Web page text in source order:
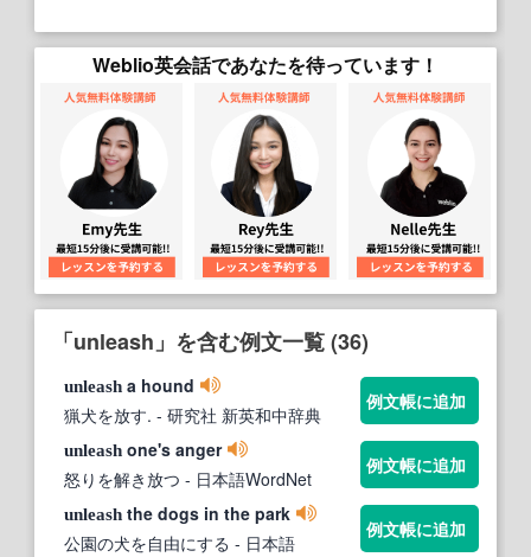
Weblio英会話であなたを待っています！
「unleash」を含む例文一覧 (36)
unleash a hound
猟犬を放す. - 研究社 新英和中辞典
例文帳に追加
unleash one's anger
怒りを解き放つ - 日本語WordNet
例文帳に追加
unleash the dogs in the park
公園の犬を自由にする - 日本語
例文帳に追加